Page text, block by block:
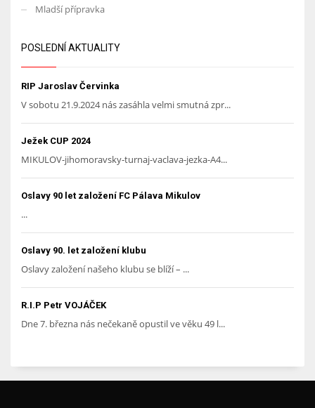
Mladší přípravka
POSLEDNÍ AKTUALITY
RIP Jaroslav Červinka
V sobotu 21.9.2024 nás zasáhla velmi smutná zpr...
Ježek CUP 2024
MIKULOV-jihomoravsky-turnaj-vaclava-jezka-A4...
Oslavy 90 let založení FC Pálava Mikulov
...
Oslavy 90. let založení klubu
Oslavy založení našeho klubu se blíží – ...
R.I.P Petr VOJÁČEK
Dne 7. března nás nečekaně opustil ve věku 49 l...